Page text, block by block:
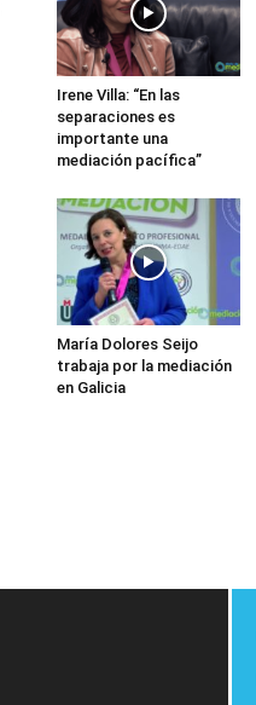
Irene Villa: “En las
separaciones es
importante una
mediación pacífica”
María Dolores Seijo
trabaja por la mediación
en Galicia